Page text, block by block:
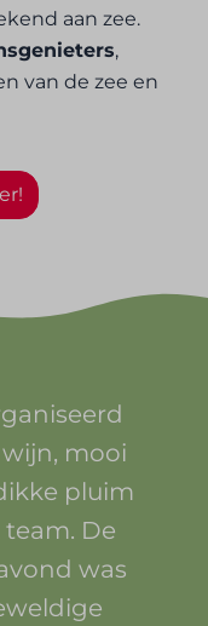
aan zee.
,
van de zee en
mooi
pluim
De
was